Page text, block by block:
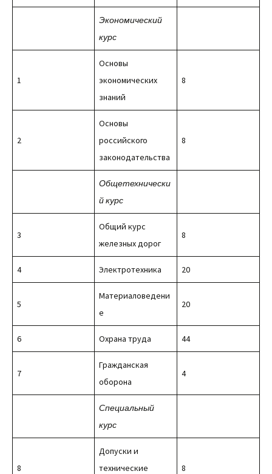
Экономический
курс
1
Основы
экономических
знаний
8
2
Основы
российского
законодательства
8
Общетехнически
й курс
3
Общий курс
железных дорог
8
4 Электротехника 20
5
Материаловедени
е
20
6 Охрана труда 44
7
Гражданская
оборона
4
Специальный
курс
8
Допуски и
технические
8